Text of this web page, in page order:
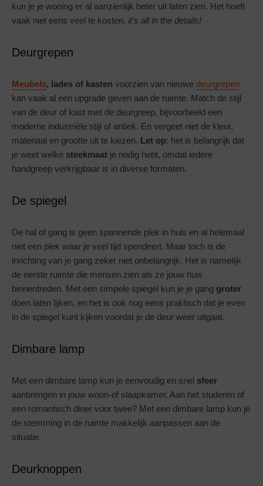
kun je je woning er al aanzienlijk beter uit laten zien. Het hoeft
vaak niet eens veel te kosten, it’s all in the details!
Deurgrepen
Meubels, lades of kasten voorzien van nieuwe deurgrepen
kan vaak al een upgrade geven aan de ruimte. Match de stijl
van de deur of kast met de deurgreep, bijvoorbeeld een
moderne industriële stijl of antiek. En vergeet niet de kleur,
materiaal en grootte uit te kiezen. Let op: het is belangrijk dat
je weet welke steekmaat je nodig hebt, omdat iedere
handgreep verkrijgbaar is in diverse formaten.
De spiegel
De hal of gang is geen spannende plek in huis en al helemaal
niet een plek waar je veel tijd spendeert. Maar toch is de
inrichting van je gang zeker niet onbelangrijk. Het is namelijk
de eerste ruimte die mensen zien als ze jouw huis
binnentreden. Met een simpele spiegel kun je je gang groter
doen laten lijken, en het is ook nog eens praktisch dat je even
in de spiegel kunt kijken voordat je de deur weer uitgaat.
Dimbare lamp
Met een dimbare lamp kun je eenvoudig en snel sfeer
aanbrengen in jouw woon-of slaapkamer. Aan het studeren of
een romantisch diner voor twee? Met een dimbare lamp kun je
de stemming in de ruimte makkelijk aanpassen aan de
situatie.
Deurknoppen